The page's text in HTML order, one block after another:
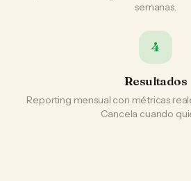
semanas.
4
Resultados
Reporting mensual con métricas
Cancela cuando